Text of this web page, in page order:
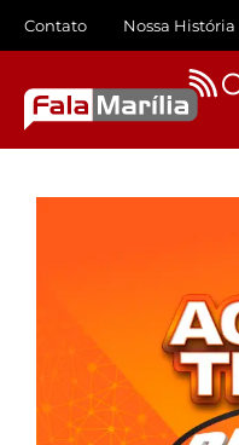
Contato Nossa História